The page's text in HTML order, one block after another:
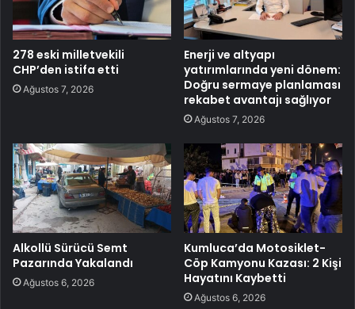
278 eski milletvekili
CHP’den istifa etti
Ağustos 7, 2026
Enerji ve altyapı
yatırımlarında yeni dönem:
Doğru sermaye planlaması
rekabet avantajı sağlıyor
Ağustos 7, 2026
Alkollü Sürücü Semt
Pazarında Yakalandı
Ağustos 6, 2026
Kumluca’da Motosiklet-
Cöp Kamyonu Kazası: 2 Kişi
Hayatını Kaybetti
Ağustos 6, 2026